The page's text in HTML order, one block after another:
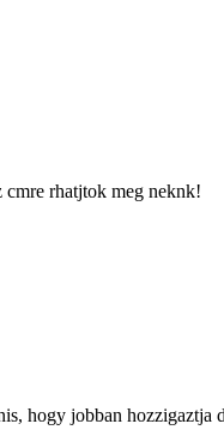
cmre rhatjtok meg neknk!
hogy jobban hozzigaztja